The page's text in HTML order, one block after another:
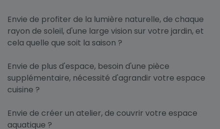
Envie de profiter de la lumière naturelle, de chaque
rayon de soleil, d'une large vision sur votre jardin, et
cela quelle que soit la saison ?
Envie de plus d'espace, besoin d'une pièce
supplémentaire, nécessité d'agrandir votre espace
cuisine ?
Envie de créer un atelier, de couvrir votre espace
aquatique ?